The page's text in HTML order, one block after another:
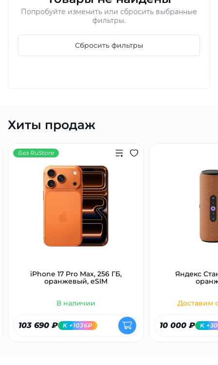
Попробуйте изменить или сбросить выбранные
фильтры.
Сбросить фильтры
Хиты продаж
Без RuStore
iPhone 17 Pro Max, 256 ГБ,
оранжевый, eSIM
В наличии
103 690 ₽ K +1036₽
Яндекс
Доставим
10 000 ₽ K
Добавляйте товары
Оставшиеся
% будут
списываться
с вашей карты
по25%каждые 2 недели
об оплате Плайтом
раз в 2
Остались вопросы?